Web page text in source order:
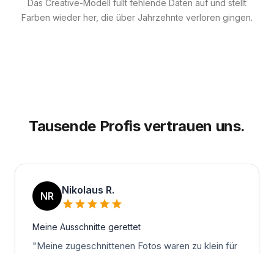
Das Creative-Modell füllt fehlende Daten auf und stellt
Farben wieder her, die über Jahrzehnte verloren gingen.
Tausende Profis vertrauen uns.
NR
Nikolaus R.
Meine Ausschnitte gerettet
"Meine zugeschnittenen Fotos waren zu klein für